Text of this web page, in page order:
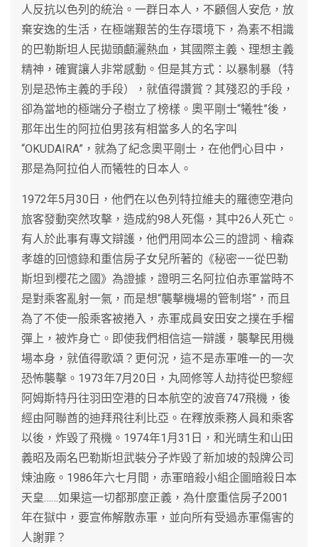
人反抗以色列的統治。一群日本人，不顧個人安危，放
棄安逸的生活，在極端艱苦的生存環境下，為素不相識
的巴勒斯坦人民拋頭顱灑熱血，其國際主義、理想主義
精神，確實讓人非常感動。但是其方式：以暴制暴（特
別是恐怖主義的手段），就值得讚賞？其殘忍的手段，
卻為當地的極端分子樹立了榜樣。奧平剛士“犧牲”後，
那年出生的阿拉伯男孩有相當多人的名字叫
“OKUDAIRA”，就為了紀念奧平剛士，在他們心目中，
那是為阿拉伯人而犧牲的日本人。
1972年5月30日，他們在以色列特拉維夫的羅德空港向
旅客發動突然攻擊，造成約98人死傷，其中26人死亡。
有人於此事有專文辯護，他們用岡本公三的證詞、檜森
孝雄的回憶錄和重信房子女兒所著的《秘密——從巴勒
斯坦到櫻花之國》為證據，證明三名阿拉伯赤軍當時不
是對乘客亂射一氣，而是想“襲擊機場的管制塔”，而且
為了不使一般乘客被捲入，赤軍成員安田安之撲在手榴
彈上，被炸身亡。即使我們相信這一辯護，襲擊民用機
場本身，就值得歌頌？更何況，這不是赤軍唯一的一次
恐怖襲擊。1973年7月20日，丸岡修等人劫持從巴黎經
阿姆斯特丹往羽田空港的日本航空的波音747飛機，後
經由阿聯酋的迪拜飛往利比亞。在釋放乘務人員和乘客
以後，炸毀了飛機。1974年1月31日，和光晴生和山田
義昭及兩名巴勒斯坦武裝分子炸毀了新加坡的殼牌公司
煉油廠。1986年六七月間，赤軍暗殺小組企圖暗殺日本
天皇……如果這一切都那麼正義，為什麼重信房子2001
年在獄中，要宣佈解散赤軍，並向所有受過赤軍傷害的
人謝罪？